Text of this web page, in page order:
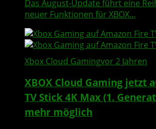
Das August-Update führt eine
neuer Funktionen für XBOX...
Xbox Cloud Gamingvor 2 Jahren
XBOX Cloud Gaming jetzt
TV Stick 4K Max (1.
mehr möglich